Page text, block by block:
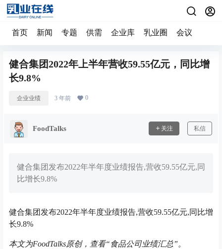
首页 新闻 专题 供需 企业库 乳业圈 会议
健合集团2022年上半年营收59.55亿元，同比增
长9.8%
企业业绩 3 年前 0
FoodTalks 关注 私信
健合集团发布2022年半年度业绩报告,营收59.55亿元,同
比增长9.8%
健合集团发布2022年半年度业绩报告,营收59.55亿元,同比增
长9.8%
本文为FoodTalks原创，查看“食品公司业绩汇总”。